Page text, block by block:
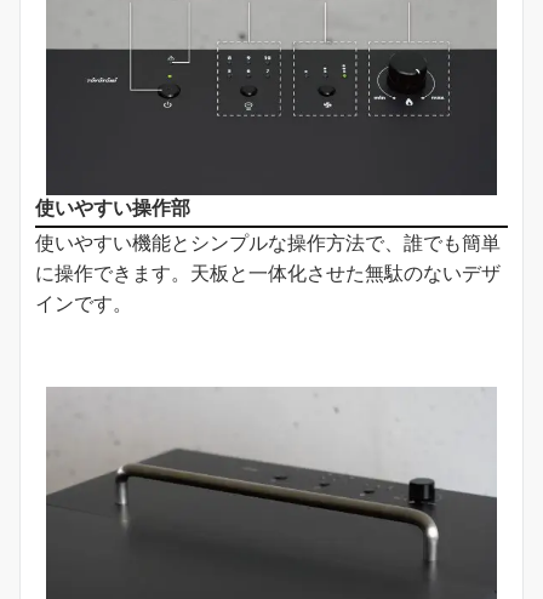
使いやすい操作部
使いやすい機能とシンプルな操作方法で、誰でも簡単
に操作できます。天板と一体化させた無駄のないデザ
インです。